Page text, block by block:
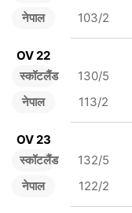
नेपाल
103/2
OV 22
स्कॉटलैंड
नेपाल
130/5
113/2
OV 23
स्कॉटलैंड
नेपाल
132/5
122/2